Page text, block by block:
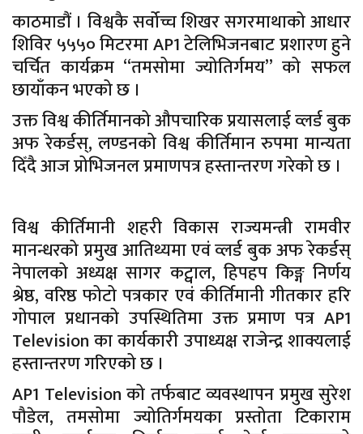
काठमाडौं । विश्वकै सर्वोच्च शिखर सगरमाथाको आधार
शिविर ५५५० मिटरमा AP1 टेलिभिजनबाट प्रशारण हुने
चर्चित कार्यक्रम “तमसोमा ज्योतिर्गमय” को सफल
छायाँकन भएको छ ।
उक्त विश्व कीर्तिमानको औपचारिक प्रयासलाई व्लर्ड बुक
अफ रेकर्डस्, लण्डनको विश्व कीर्तिमान रुपमा मान्यता
दिँदै आज प्रोभिजनल प्रमाणपत्र हस्तान्तरण गरेको छ ।
विश्व कीर्तिमानी शहरी विकास राज्यमन्त्री रामवीर
मानन्धरको प्रमुख आतिथ्यमा एवं व्लर्ड बुक अफ रेकर्डस्
नेपालको अध्यक्ष सागर कट्वाल, हिपहप किङ्ग निर्णय
श्रेष्ठ, वरिष्ठ फोटो पत्रकार एवं कीर्तिमानी गीतकार हरि
गोपाल प्रधानको उपस्थितिमा उक्त प्रमाण पत्र AP1
Television का कार्यकारी उपाध्यक्ष राजेन्द्र शाक्यलाई
हस्तान्तरण गरिएको छ ।
AP1 Television को तर्फबाट व्यवस्थापन प्रमुख सुरेश
पौडेल, तमसोमा ज्योतिर्गमयका प्रस्तोता टिकाराम